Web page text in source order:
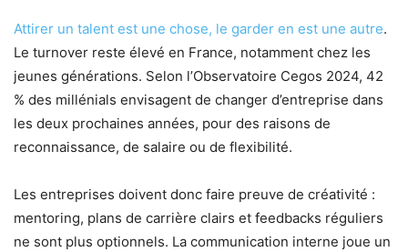
Attirer un talent est une chose, le garder en est une autre.
Le turnover reste élevé en France, notamment chez les
jeunes générations. Selon l’Observatoire Cegos 2024, 42
% des millénials envisagent de changer d’entreprise dans
les deux prochaines années, pour des raisons de
reconnaissance, de salaire ou de flexibilité.
Les entreprises doivent donc faire preuve de créativité :
mentoring, plans de carrière clairs et feedbacks réguliers
ne sont plus optionnels. La communication interne joue un